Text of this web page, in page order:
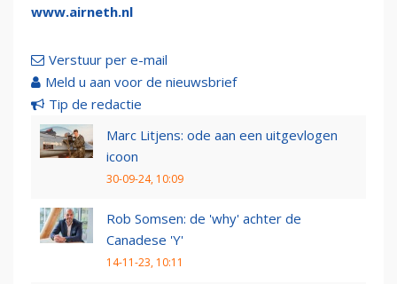
www.airneth.nl
Verstuur per e-mail
Meld u aan voor de nieuwsbrief
Tip de redactie
Marc Litjens: ode aan een uitgevlogen
icoon
30-09-24, 10:09
Rob Somsen: de 'why' achter de
Canadese 'Y'
14-11-23, 10:11